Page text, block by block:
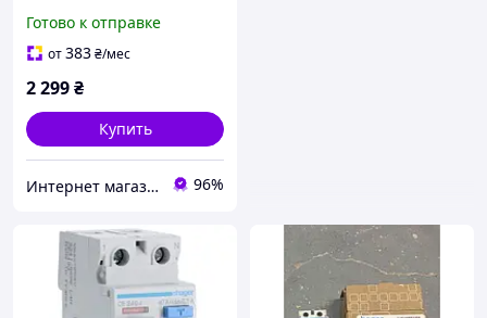
Готово к отправке
от383₴/мес
2 299₴
Купить
Интернет магазин GSM-V 96%